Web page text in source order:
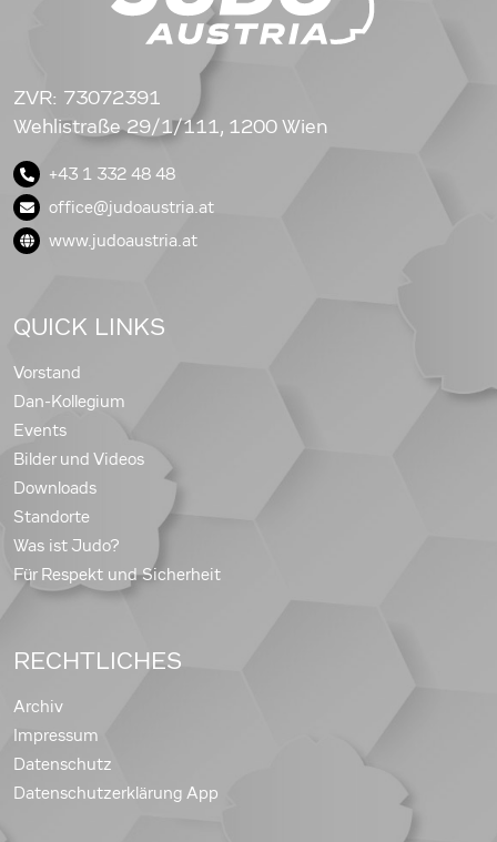
ZVR: 73072391
Wehlistraße 29/1/111, 1200 Wien
+43 1 332 48 48
office@judoaustria.at
www.judoaustria.at
QUICK LINKS
Vorstand
Dan-Kollegium
Events
Bilder und Videos
Downloads
Standorte
Was ist Judo?
Für Respekt und Sicherheit
RECHTLICHES
Archiv
Impressum
Datenschutz
Datenschutzerklärung App